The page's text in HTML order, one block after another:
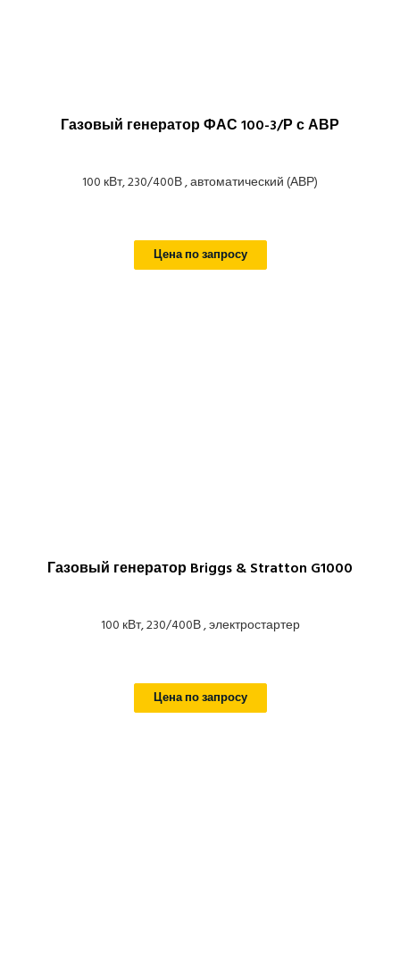
Газовый генератор ФАС 100-3/Р с АВР
100 кВт, 230/400В , автоматический (АВР)
Цена по запросу
Газовый генератор Briggs & Stratton G1000
100 кВт, 230/400В , электростартер
Цена по запросу